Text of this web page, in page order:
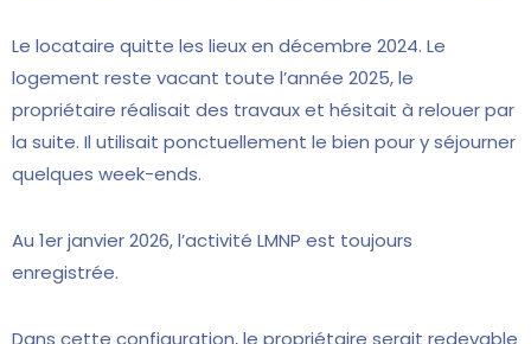
Le locataire quitte les lieux en décembre 2024. Le
logement reste vacant toute l’année 2025, le
propriétaire réalisait des travaux et hésitait à relouer par
la suite. Il utilisait ponctuellement le bien pour y séjourner
quelques week-ends.
Au 1er janvier 2026, l’activité LMNP est toujours
enregistrée.
Dans cette configuration, le propriétaire serait redevable